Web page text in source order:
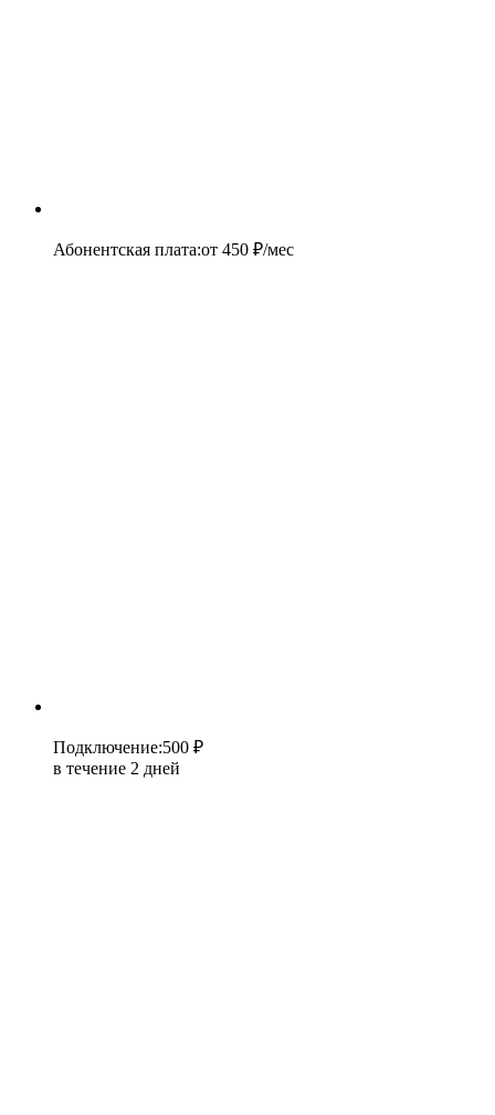
Абонентская плата:от 450 ₽/мес
Подключение:500 ₽
в течение 2 дней